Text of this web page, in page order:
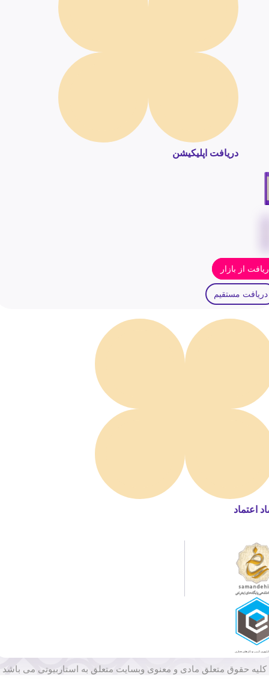
دریافت اپلیکیشن
از بازار
دریافت مستقیم
اعتماد
کلیه حقوق متعلق مادی و معنوی وبسایت متعلق به استاربیوتی می باشد